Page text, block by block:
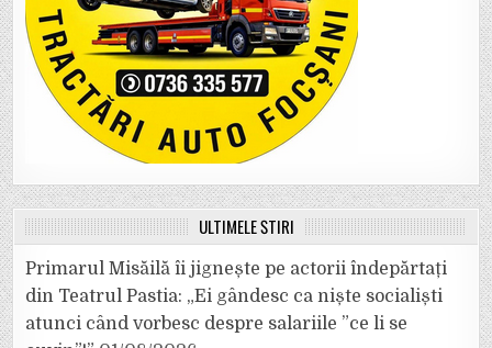
ULTIMELE ȘTIRI
Primarul Misăilă îi jignește pe actorii îndepărtați
din Teatrul Pastia: „Ei gândesc ca niște socialiști
atunci când vorbesc despre salariile ”ce li se